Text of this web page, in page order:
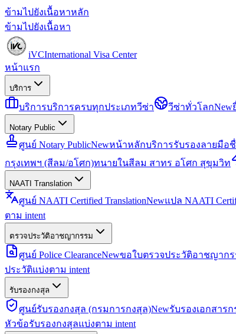
ข้ามไปยังเนื้อหาหลัก
ข้ามไปยังเนื้อหา
iVCInternational Visa Center
หน้าแรก
บริการ
บริการบริการครบทุกประเภทวีซ่า วีซ่าทั่วโลกNew
Notary Public
ศูนย์ Notary PublicNewหน้าหลักบริการรับรองลายมือ
กรุงเทพฯ (สีลม/อโศก)ทนายในสีลม สาทร อโศก สุขุมวิท
NAATI Translation
ศูนย์ NAATI Certified TranslationNewแปล NAATI
ตาม intent
ตรวจประวัติอาชญากรรม
ศูนย์ Police ClearanceNewขอใบตรวจประวัติอาชญากร
ประวัติแบ่งตาม intent
รับรองกงสุล
ศูนย์รับรองกงสุล (กรมการกงสุล)Newรับรองเอกสาร
หัวข้อรับรองกงสุลแบ่งตาม intent